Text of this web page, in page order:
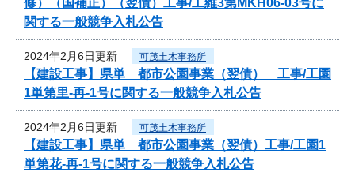
関する一般競争入札公告
2024年2月6日更新 可茂土木事務所
【建設工事】県単 都市公園事業（翌債） 工事/工園
1単第里-再-1号に関する一般競争入札公告
2024年2月6日更新 可茂土木事務所
【建設工事】県単 都市公園事業（翌債）工事/工園1
単第花-再-1号に関する一般競争入札公告